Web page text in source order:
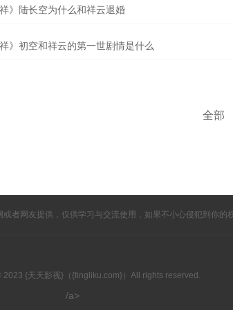
祥》陆长空为什么和祥云退婚
祥》初空和祥云的第一世剧情是什么
全部
者网友提供，仅供学习与交流使用，如果不小心侵犯到你的
2023 {天天影视}（{tingliku.com}）All rights reserved.
/a>